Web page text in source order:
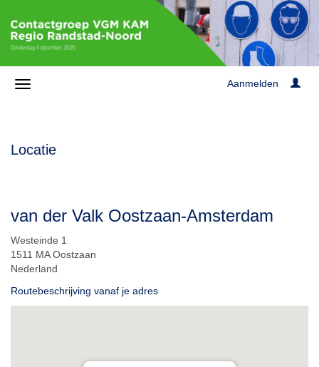
Aanmelden
Locatie
van der Valk Oostzaan-Amsterdam
Westeinde 1
1511 MA Oostzaan
Nederland
Routebeschrijving vanaf je adres